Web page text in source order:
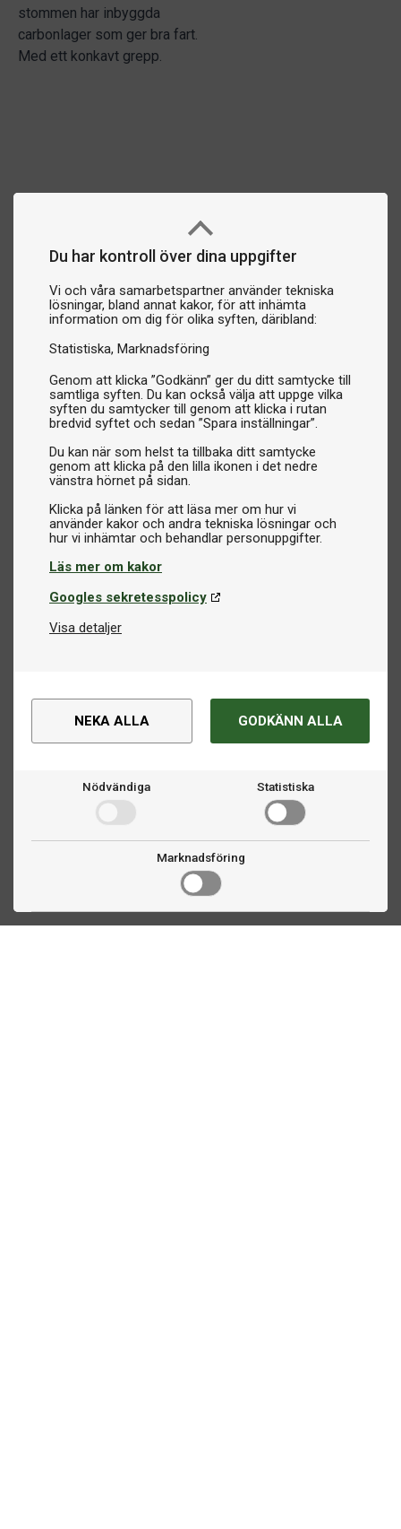
Du har kontroll över dina uppgifter
Vi och våra samarbetspartner använder tekniska
lösningar, bland annat kakor, för att inhämta
information om dig för olika syften, däribland:
Statistiska Marknadsföring
Genom att klicka ”Godkänn” ger du ditt samtycke till
samtliga syften. Du kan också välja att uppge vilka
syften du samtycker till genom att klicka i rutan
bredvid syftet och sedan ”Spara inställningar”.
Du kan när som helst ta tillbaka ditt samtycke
genom att klicka på den lilla ikonen i det nedre
vänstra hörnet på sidan.
Klicka på länken för att läsa mer om hur vi
använder kakor och andra tekniska lösningar och
Läs mer om kakor
Googles sekretesspolicy
Visa detaljer
NEKA ALLA GODKÄNN ALLA
Nödvändiga Statistiska
Marknadsföring
stommen har inbyggda
carbonlager som ger bra fart.
Med ett konkavt grepp.